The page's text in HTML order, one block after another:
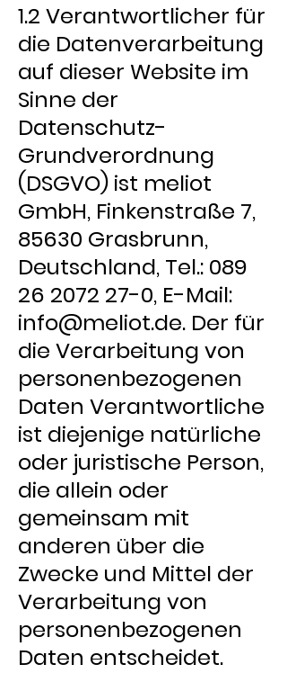
1.2 Verantwortlicher für
die Datenverarbeitung
auf dieser Website im
Sinne der
Datenschutz-
Grundverordnung
(DSGVO) ist meliot
GmbH, Finkenstraße 7,
85630 Grasbrunn,
Deutschland, Tel.: 089
26 2072 27-0, E-Mail:
info@meliot.de. Der für
die Verarbeitung von
personenbezogenen
Daten Verantwortliche
ist diejenige natürliche
oder juristische Person,
die allein oder
gemeinsam mit
anderen über die
Zwecke und Mittel der
Verarbeitung von
personenbezogenen
Daten entscheidet.